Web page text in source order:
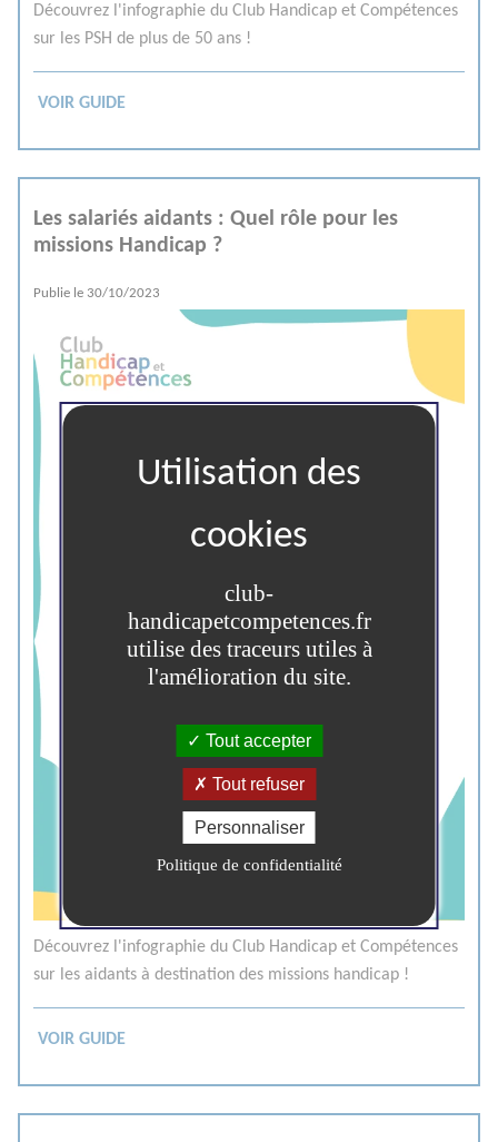
Découvrez l'infographie du Club Handicap et Compétences
sur les PSH de plus de 50 ans !
VOIR GUIDE
Les salariés aidants : Quel rôle pour les
missions Handicap ?
Publie le 30/10/2023
Découvrez l'infographie du Club Handicap et Compétences
sur les aidants à destination des missions handicap !
VOIR GUIDE
club-
handicapetcompetences.fr
utilise des traceurs utiles à
l'amélioration du site.
Tout accepter
Tout refuser
Personnaliser
Politique de confidentialité